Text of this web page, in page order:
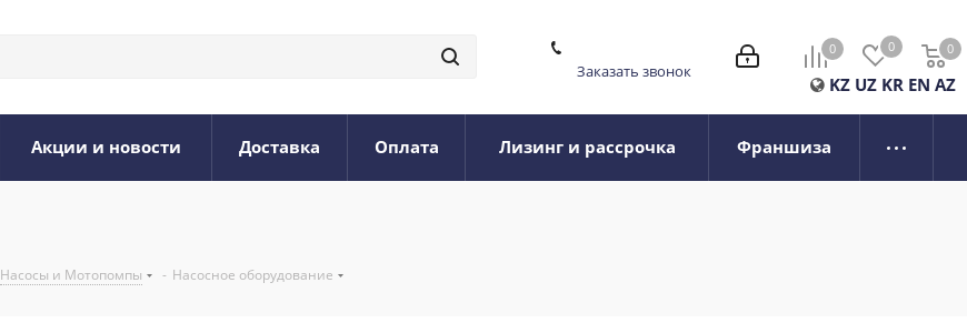
0 0 0
0
KZ UZ KR EN AZ
Заказать звонок
Акции и новости Доставка Оплата Лизинг и рассрочка Франшиза
Насосы и Мотопомпы - Насосное оборудование